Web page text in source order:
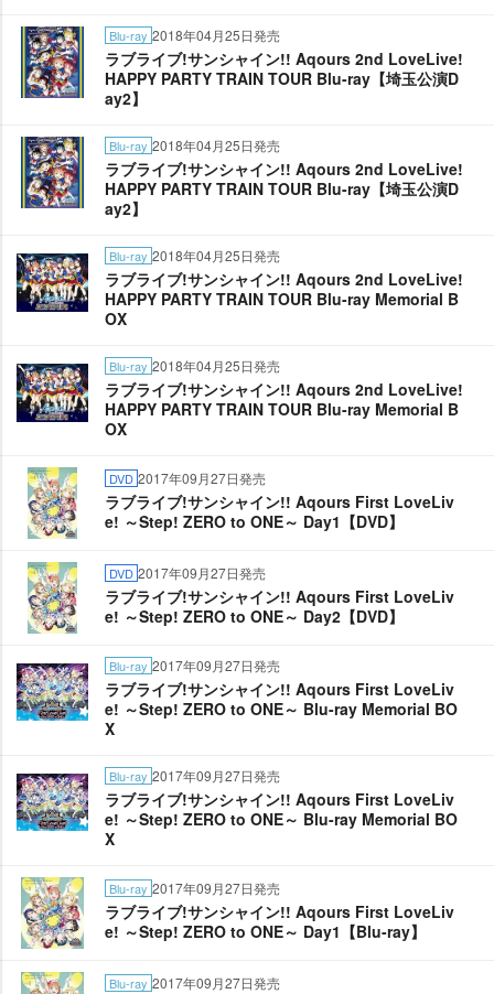
Blu-ray 2018年04月25日発売
ラブライブ!サンシャイン!! Aqours 2nd LoveLive!
HAPPY PARTY TRAIN TOUR Blu-ray【埼玉公演D
ay2】
Blu-ray 2018年04月25日発売
ラブライブ!サンシャイン!! Aqours 2nd LoveLive!
HAPPY PARTY TRAIN TOUR Blu-ray【埼玉公演D
ay2】
Blu-ray 2018年04月25日発売
ラブライブ!サンシャイン!! Aqours 2nd LoveLive!
HAPPY PARTY TRAIN TOUR Blu-ray Memorial B
OX
Blu-ray 2018年04月25日発売
ラブライブ!サンシャイン!! Aqours 2nd LoveLive!
HAPPY PARTY TRAIN TOUR Blu-ray Memorial B
OX
DVD 2017年09月27日発売
ラブライブ!サンシャイン!! Aqours First LoveLiv
e! ～Step! ZERO to ONE～ Day1【DVD】
DVD 2017年09月27日発売
ラブライブ!サンシャイン!! Aqours First LoveLiv
e! ～Step! ZERO to ONE～ Day2【DVD】
Blu-ray 2017年09月27日発売
ラブライブ!サンシャイン!! Aqours First LoveLiv
e! ～Step! ZERO to ONE～ Blu-ray Memorial BO
X
Blu-ray 2017年09月27日発売
ラブライブ!サンシャイン!! Aqours First LoveLiv
e! ～Step! ZERO to ONE～ Blu-ray Memorial BO
X
Blu-ray 2017年09月27日発売
ラブライブ!サンシャイン!! Aqours First LoveLiv
e! ～Step! ZERO to ONE～ Day1【Blu-ray】
Blu-ray 2017年09月27日発売